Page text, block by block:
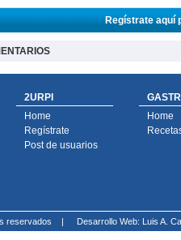
Regístrate aquí
2URPI
Home
Regístrate
Post de usuarios
Home
reservados | Desarrollo Web: Luis